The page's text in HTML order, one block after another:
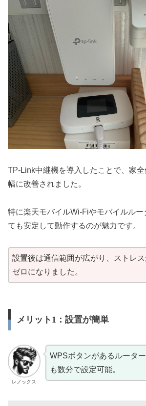
TP-Link中継機を導入したことで、家
幅に改善されました。
特に楽天モバイルWi-Fiやモバイルル
ても安定して動作するのが魅力です。
設置後は通信範囲が広がり、ストレ
ゼロになりました。
メリット1：設置が簡単
レノックス
WPSボタンがあるルータ
も数分で設定可能。